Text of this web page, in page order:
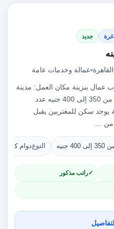
جديد
القاهرة عمالة وخدمات عامة
عمال بنزينة مكان العمل: مدينة
الشروق القبض اليومي: من 350 إلى 400 جنيه عدد
12 ساعة يوجد سكن للمغتربين يقبل
من …
النوعدوام كامل
راتب مذكور